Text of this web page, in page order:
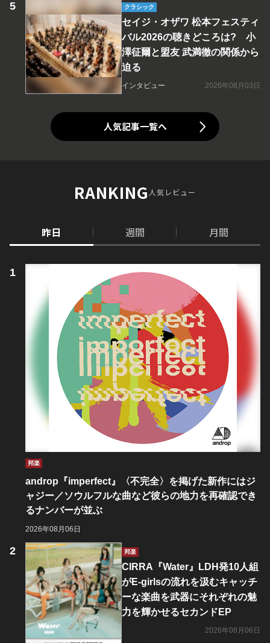
クラシック
セイジ・オザワ 松本フェスティ
バル2026の聴きどころは? 小
澤征爾と盟友 武満徹の関係から
迫る
インタビュー 2026年08月03日
人気記事一覧へ
RANKING人気レビュー
昨日 週間 月間
邦楽
androp『imperfect』〈不完全〉を掲げた新作にはジ
ャジー／ソウルフルな曲など彼らの地力を再確認でき
るナンバーが並ぶ
2026年08月06日
邦楽
CIRRA『Water』LDH発10人組
がE-girlsの流れを汲むキャッチ
ーな楽曲を武器にそれぞれの魅
力を輝かせるセカンドEP
2026年08月06日